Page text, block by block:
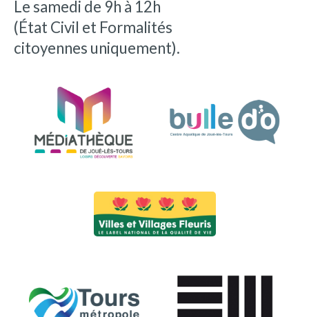
Le samedi de 9h à 12h
(État Civil et Formalités
citoyennes uniquement).